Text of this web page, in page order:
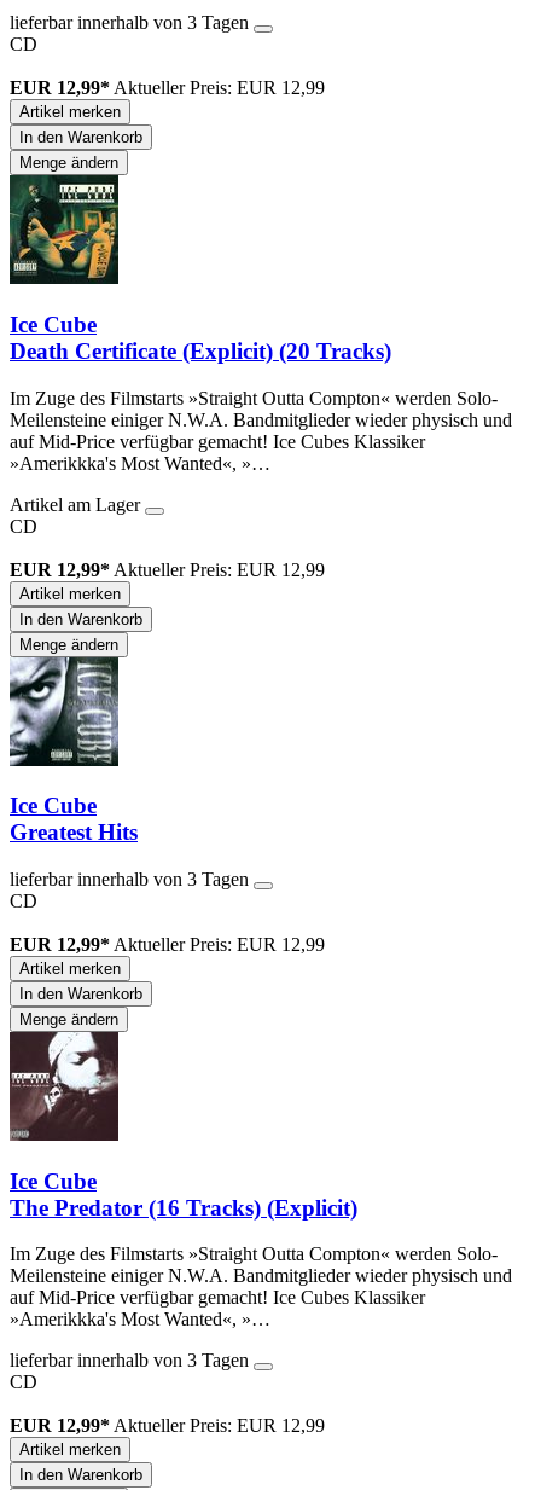
lieferbar innerhalb von 3 Tagen
CD
EUR 12,99* Aktueller Preis: EUR 12,99
Artikel merken
In den Warenkorb
Menge ändern
Ice Cube
Death Certificate (Explicit) (20 Tracks)
Im Zuge des Filmstarts »Straight Outta Compton« werden Solo-
Meilensteine einiger N.W.A. Bandmitglieder wieder physisch und
auf Mid-Price verfügbar gemacht! Ice Cubes Klassiker
»Amerikkka's Most Wanted«, »…
Artikel am Lager
CD
EUR 12,99* Aktueller Preis: EUR 12,99
Artikel merken
In den Warenkorb
Menge ändern
Ice Cube
Greatest Hits
lieferbar innerhalb von 3 Tagen
CD
EUR 12,99* Aktueller Preis: EUR 12,99
Artikel merken
In den Warenkorb
Menge ändern
Ice Cube
The Predator (16 Tracks) (Explicit)
Im Zuge des Filmstarts »Straight Outta Compton« werden Solo-
Meilensteine einiger N.W.A. Bandmitglieder wieder physisch und
auf Mid-Price verfügbar gemacht! Ice Cubes Klassiker
»Amerikkka's Most Wanted«, »…
lieferbar innerhalb von 3 Tagen
CD
EUR 12,99* Aktueller Preis: EUR 12,99
Artikel merken
In den Warenkorb